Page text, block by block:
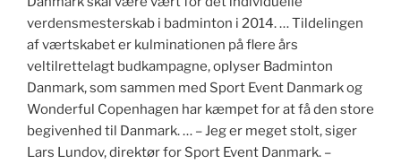
verdensmesterskab i badminton i 2014. … Tildelingen
af værtskabet er kulminationen på flere års
veltilrettelagt budkampagne, oplyser Badminton
Danmark, som sammen med Sport Event Danmark og
Wonderful Copenhagen har kæmpet for at få den store
begivenhed til Danmark. … – Jeg er meget stolt, siger
Lars Lundov, direktør for Sport Event Danmark. –